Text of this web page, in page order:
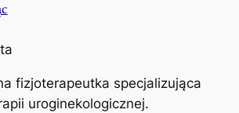
fizjoterapeutka specjalizująca
uroginekologicznej.